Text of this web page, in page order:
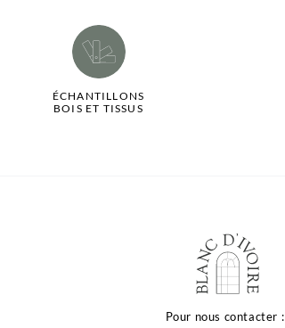
ÉCHANTILLONS
BOIS ET TISSUS
Pour nous contacter :